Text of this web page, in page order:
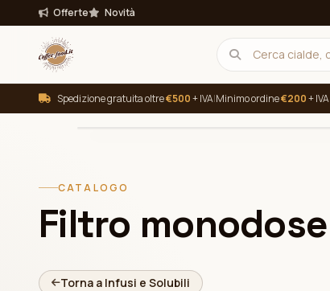
Offerte Novità
Spedizione gratuita oltre€500+ IVA|Minimo ordine€200+ IVA
CATALOGO
Filtro monodose
Torna a Infusi e Solubili